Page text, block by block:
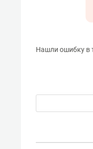
Нашли ошибку в